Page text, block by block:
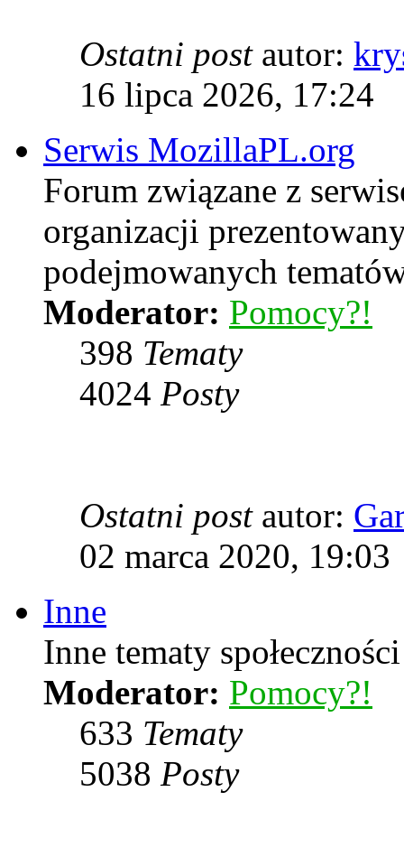
Ostatni postautor:
16 lipca 2026, 17:24
Serwis MozillaPL.org
Forum związane z
organizacji
podejmowanych
Moderator: Pomocy?!
398 Tematy
4024 Posty
Ostatni postautor:
02 marca 2020, 19:03
Inne
Inne tematy
Moderator: Pomocy?!
633 Tematy
5038 Posty